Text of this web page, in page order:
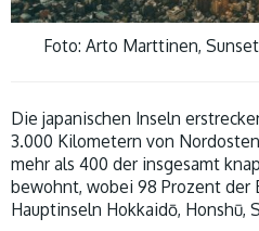
Foto: Arto Marttinen,
Die japanischen Inseln
3.000 Kilometern von
mehr als 400 der insgesamt
bewohnt, wobei 98 Prozent der
Hauptinseln Hokkaidō, Honshū,